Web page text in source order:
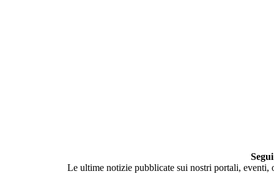
Le ultime notizie pubblicate sui nostri portali,